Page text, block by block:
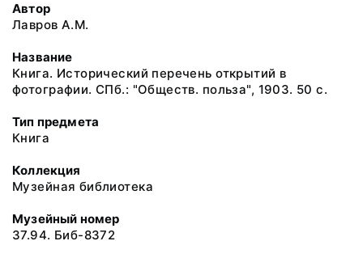
Автор
Лавров А.М.
Название
Книга. Исторический перечень открытий в
фотографии. СПб.: "Обществ. польза", 1903. 50 с.
Тип предмета
Книга
Коллекция
Музейная библиотека
Музейный номер
37.94. Биб-8372